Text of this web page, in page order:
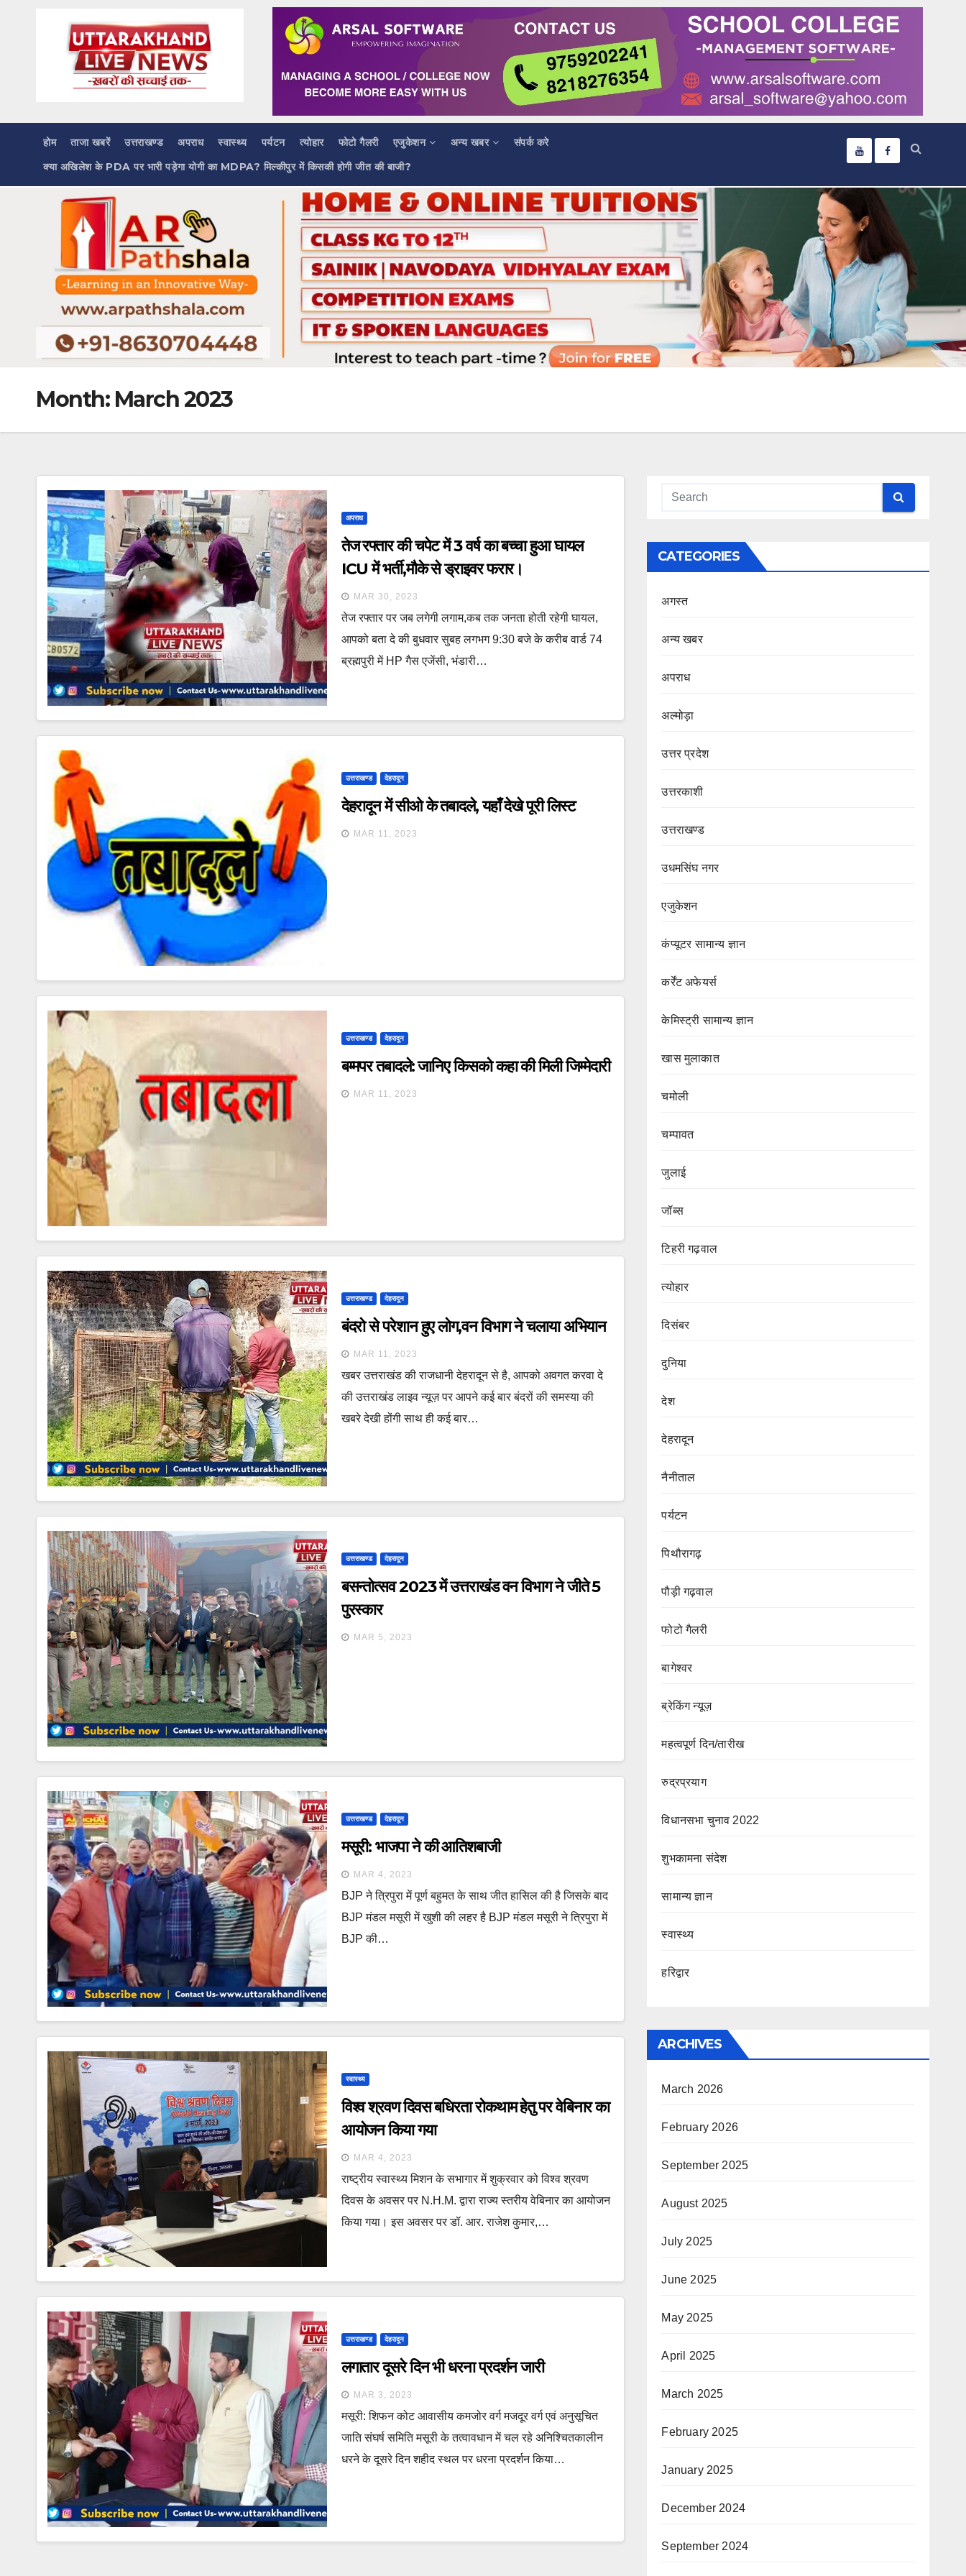
होम ताजा खबरें उत्तराखण्ड अपराध स्वास्थ्य पर्यटन त्योहार फोटो गैलरी एजुकेशन अन्य खबर
संपर्क करे
क्या अखिलेश के PDA पर भारी पड़ेगा योगी का MDPA? मिल्कीपुर में किसकी होगी जीत की बाजी?
Month: March 2023
अपराध
तेज रफ्तार की चपेट में 3 वर्ष का बच्चा हुआ घायल
ICU में भर्ती,मौके से ड्राइवर फरार।
MAR 30, 2023
तेज रफ्तार पर जब लगेगी लगाम,कब तक जनता होती रहेगी घायल,
आपको बता दे की बुधवार सुबह लगभग 9:30 बजे के करीब वार्ड 74
ब्रह्मपुरी में HP गैस एजेंसी, भंडारी…
उत्तराखण्ड देहरादून
देहरादून में सीओ के तबादले, यहाँ देखे पूरी लिस्ट
MAR 11, 2023
उत्तराखण्ड देहरादून
बम्मपर तबादले: जानिए किसको कहा की मिली जिम्मेदारी
MAR 11, 2023
उत्तराखण्ड देहरादून
बंदरो से परेशान हुए लोग,वन विभाग ने चलाया अभियान
MAR 11, 2023
खबर उत्तराखंड की राजधानी देहरादून से है, आपको अवगत करवा दे
की उत्तराखंड लाइव न्यूज़ पर आपने कई बार बंदरों की समस्या की
खबरे देखी होंगी साथ ही कई बार…
उत्तराखण्ड देहरादून
बसन्तोत्सव 2023 में उत्तराखंड वन विभाग ने जीते 5
पुरस्कार
MAR 5, 2023
उत्तराखण्ड देहरादून
मसूरी: भाजपा ने की आतिशबाजी
MAR 4, 2023
BJP ने त्रिपुरा में पूर्ण बहुमत के साथ जीत हासिल की है जिसके बाद
BJP मंडल मसूरी में खुशी की लहर है BJP मंडल मसूरी ने त्रिपुरा में
BJP की…
स्वास्थ्य
विश्व श्रवण दिवस बधिरता रोकथाम हेतु पर वेबिनार का
आयोजन किया गया
MAR 4, 2023
राष्ट्रीय स्वास्थ्य मिशन के सभागार में शुक्रवार को विश्व श्रवण
दिवस के अवसर पर N.H.M. द्वारा राज्य स्तरीय वेबिनार का आयोजन
किया गया। इस अवसर पर डॉ. आर. राजेश कुमार,…
उत्तराखण्ड देहरादून
लगातार दूसरे दिन भी धरना प्रदर्शन जारी
MAR 3, 2023
मसूरी: शिफन कोट आवासीय कमजोर वर्ग मजदूर वर्ग एवं अनुसूचित
जाति संघर्ष समिति मसूरी के तत्वावधान में चल रहे अनिश्चितकालीन
धरने के दूसरे दिन शहीद स्थल पर धरना प्रदर्शन किया…
CATEGORIES
अगस्त
अन्य खबर
अपराध
अल्मोड़ा
उत्तर प्रदेश
उत्तरकाशी
उत्तराखण्ड
उधमसिंघ नगर
एजुकेशन
कंप्यूटर सामान्य ज्ञान
कर्रेंट अफेयर्स
केमिस्ट्री सामान्य ज्ञान
खास मुलाकात
चमोली
चम्पावत
जुलाई
जॉब्स
टिहरी गढ़वाल
त्योहार
दिसंबर
दुनिया
देश
देहरादून
नैनीताल
पर्यटन
पिथौरागढ़
पौड़ी गढ़वाल
फोटो गैलरी
बागेश्वर
ब्रेकिंग न्यूज़
महत्वपूर्ण दिन/तारीख
रुद्रप्रयाग
विधानसभा चुनाव 2022
शुभकामना संदेश
सामान्य ज्ञान
स्वास्थ्य
हरिद्वार
ARCHIVES
March 2026
February 2026
September 2025
August 2025
July 2025
June 2025
May 2025
April 2025
March 2025
February 2025
January 2025
December 2024
September 2024